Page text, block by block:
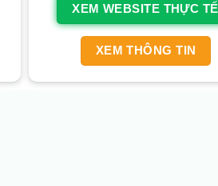
XEM WEBSITE THỰC TẾ
XEM THÔNG TIN